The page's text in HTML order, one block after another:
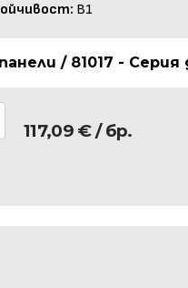
B1
/ 81017 -
117,09 €/ бр.